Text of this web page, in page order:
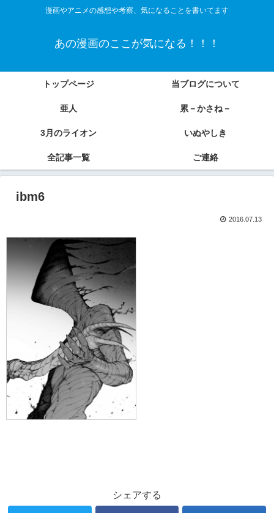
漫画やアニメの感想や考察、気になることを書いてます
あの漫画のここが気になる！！！
トップページ 当ブログについて
亜人 累－かさね－
3月のライオン いぬやしき
全記事一覧 ご連絡
ibm6
2016.07.13
シェアする